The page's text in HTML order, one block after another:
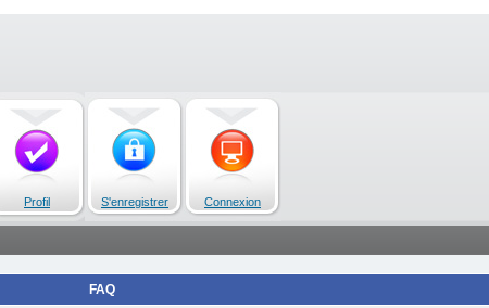
Profil S'enregistrer Connexion
FAQ